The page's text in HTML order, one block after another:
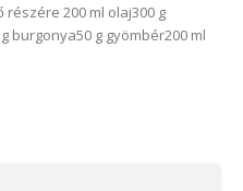
burgonya50 g gyömbér200 ml